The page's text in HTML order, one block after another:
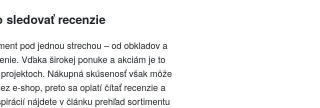
sledovať recenzie
pod jednou strechou – od obkladov a
Vďaka širokej ponuke a akciám je to
Nákupná skúsenosť však môže
e‑shop, preto sa oplatí čítať recenzie a
nájdete v článku prehľad sortimentu